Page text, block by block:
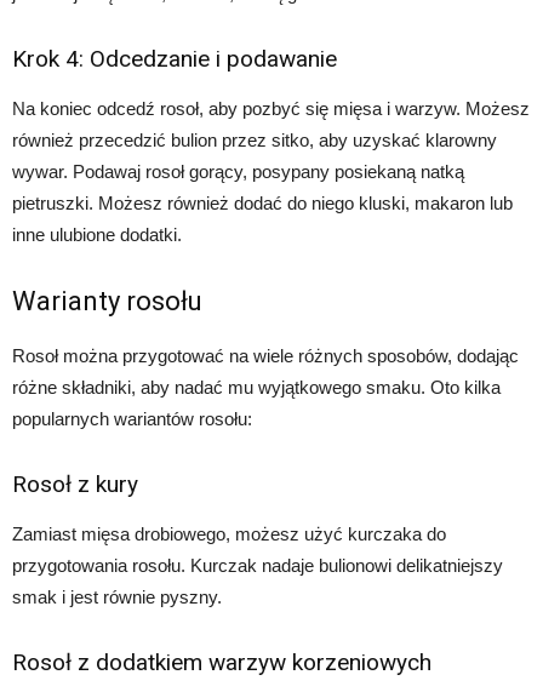
Krok 4: Odcedzanie i podawanie
Na koniec odcedź rosoł, aby pozbyć się mięsa i warzyw. Możesz
również przecedzić bulion przez sitko, aby uzyskać klarowny
wywar. Podawaj rosoł gorący, posypany posiekaną natką
pietruszki. Możesz również dodać do niego kluski, makaron lub
inne ulubione dodatki.
Warianty rosołu
Rosoł można przygotować na wiele różnych sposobów, dodając
różne składniki, aby nadać mu wyjątkowego smaku. Oto kilka
popularnych wariantów rosołu:
Rosoł z kury
Zamiast mięsa drobiowego, możesz użyć kurczaka do
przygotowania rosołu. Kurczak nadaje bulionowi delikatniejszy
smak i jest równie pyszny.
Rosoł z dodatkiem warzyw korzeniowych